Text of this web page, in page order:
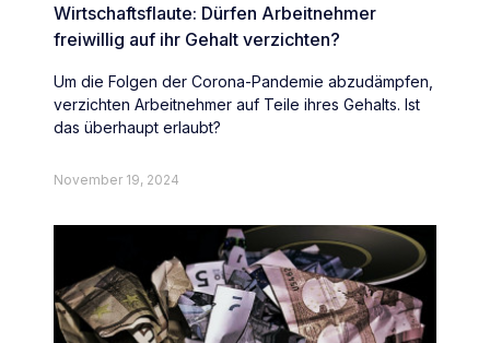
Wirtschaftsflaute: Dürfen Arbeitnehmer
freiwillig auf ihr Gehalt verzichten?
Um die Folgen der Corona-Pandemie abzudämpfen,
verzichten Arbeitnehmer auf Teile ihres Gehalts. Ist
das überhaupt erlaubt?
November 19, 2024